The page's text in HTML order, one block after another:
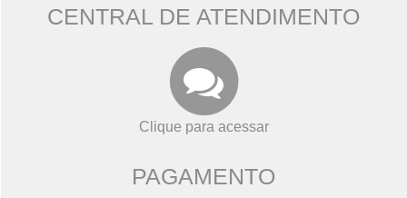
CENTRAL DE ATENDIMENTO
Clique para acessar
PAGAMENTO